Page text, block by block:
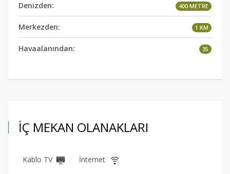
Denizden: 400 METRE
Merkezden: 1 KM
Havaalanından: 35
İÇ MEKAN OLANAKLARI
Kablo TV İnternet